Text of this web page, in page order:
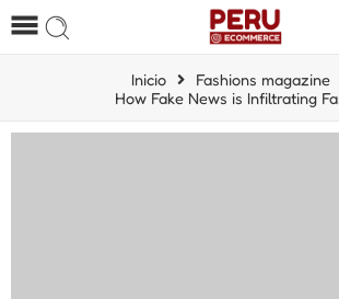
Inicio
Fashions magazine
How Fake News is Infiltrating